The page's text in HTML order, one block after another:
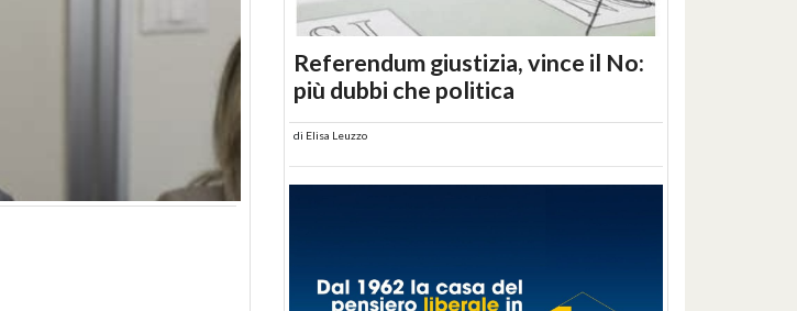
Referendum giustizia, vince il No:
più dubbi che politica
di Elisa Leuzzo